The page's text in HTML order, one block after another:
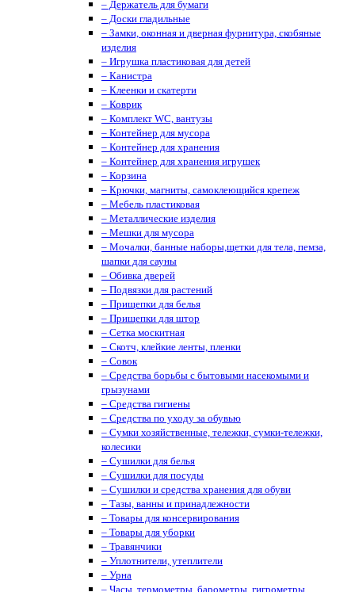
– Держатель для бумаги
– Доски гладильные
– Замки, оконная и дверная фурнитура, скобяные
изделия
– Игрушка пластиковая для детей
– Канистра
– Клеенки и скатерти
– Коврик
– Комплект WC, вантузы
– Контейнер для мусора
– Контейнер для хранения
– Контейнер для хранения игрушек
– Корзина
– Крючки, магниты, cамоклеющийся крепеж
– Мебель пластиковая
– Металлические изделия
– Мешки для мусора
– Мочалки, банные наборы,щетки для тела, пемза,
шапки для сауны
– Обивка дверей
– Подвязки для растений
– Прищепки для белья
– Прищепки для штор
– Сетка москитная
– Скотч, клейкие ленты, пленки
– Совок
– Средства борьбы с бытовыми насекомыми и
грызунами
– Средства гигиены
– Средства по уходу за обувью
– Сумки хозяйственные, тележки, сумки-тележки,
колесики
– Сушилки для белья
– Сушилки для посуды
– Сушилки и средства хранения для обуви
– Тазы, ванны и принадлежности
– Товары для консервирования
– Товары для уборки
– Травянчики
– Уплотнители, утеплители
– Урна
– Часы, термометры, барометры, гигрометры,